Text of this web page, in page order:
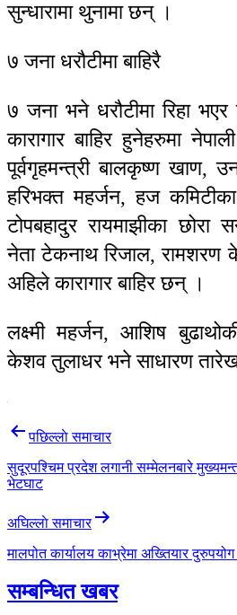
सुन्धारामा थुनामा छन् ।
७ जना धरौटीमा बाहिरै
७ जना भने धरौटीमा रिहा भएर
कारागार बाहिर हुनेहरुमा
पूर्वगृहमन्त्री बालकृष्ण खाण,
हरिभक्त महर्जन, हज
टोपबहादुर रायमाझीका छोरा
नेता टेकनाथ रिजाल, रामशरण
अहिले कारागार बाहिर छन् ।
लक्ष्मी महर्जन, आशिष
केशव तुलाधर भने साधारण
Post
navigation
पछिल्लाे समाचार
सुदूरपश्चिम प्रदेश लगानी सम्मेलनबारे
भेटघाट
अघिल्लाे समाचार
मालपोत कार्यालय काभ्रेमा अख्तियार
सम्बन्धित खबर